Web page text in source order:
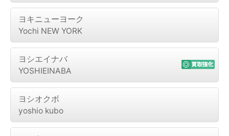
ヨキニューヨーク
Yochi NEW YORK
ヨシエイナバ
YOSHIEINABA
ヨシオクボ
yoshio kubo